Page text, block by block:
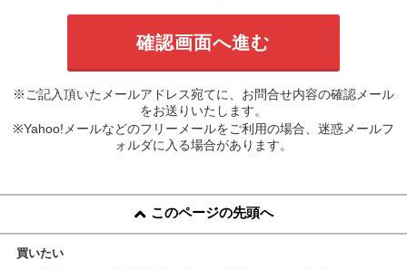
※ご記入頂いたメールアドレス宛てに、お問合せ内容の確認メール
をお送りいたします。
※Yahoo!メールなどのフリーメールをご利用の場合、迷惑メールフ
ォルダに入る場合があります。
このページの先頭へ
買いたい